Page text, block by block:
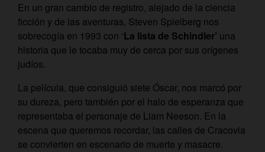
En un gran cambio de registro, alejado de la ciencia
ficción y de las aventuras, Steven Spielberg nos
sobrecogía en 1993 con ‘La lista de Schindler’ una
historia que le tocaba muy de cerca por sus orígenes
judíos.
La película, que consiguió siete Óscar, nos marcó por
su dureza, pero también por el halo de esperanza que
representaba el personaje de Liam Neeson. En la
escena que queremos recordar, las calles de Cracovia
se convierten en escenario de muerte y masacre.